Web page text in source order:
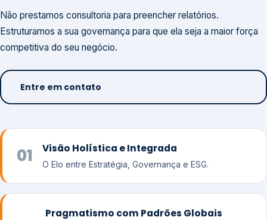
Não prestamos consultoria para preencher relatórios.
Estruturamos a sua governança para que ela seja a maior força
competitiva do seu negócio.
Entre em contato
01 Visão Holística e Integrada
O Elo entre Estratégia, Governança e ESG.
Pragmatismo com Padrões Globais